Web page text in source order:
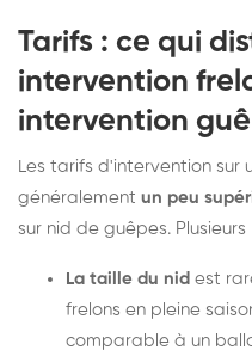
Tarifs : ce qui
intervention
intervention
Les tarifs d'intervention sur
généralement un peu
sur nid de guêpes.
La taille du nid est
frelons en pleine
comparable à un